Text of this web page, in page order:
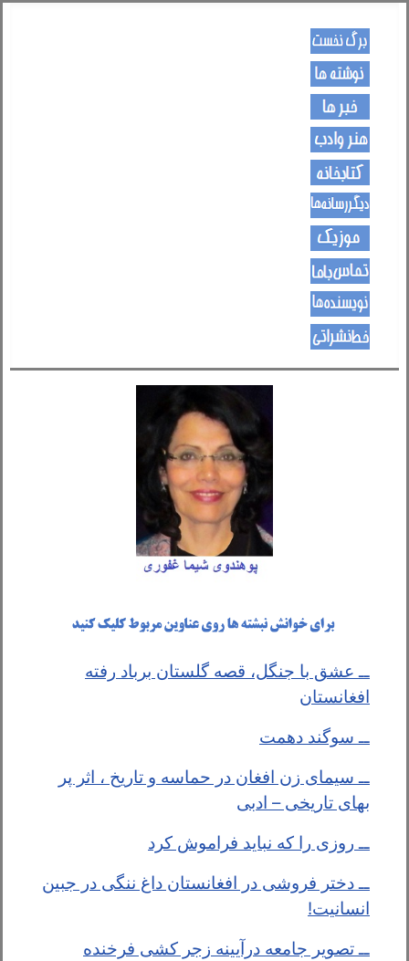
ــ عشق با جنگل، قصه گلستان برباد رفته
افغانستان
ــ سوگند دهمت
ــ سیمای زن افغان در حماسه و تاریخ ، اثر پر
بهای تاریخی – ادبی
ــ روزی را که نباید فراموش کرد
ــ دختر فروشی در افغانستان داغ ننگی در جبین
انسانیت!
ــ تصویر جامعه درآیینه زجر کشی فرخنده